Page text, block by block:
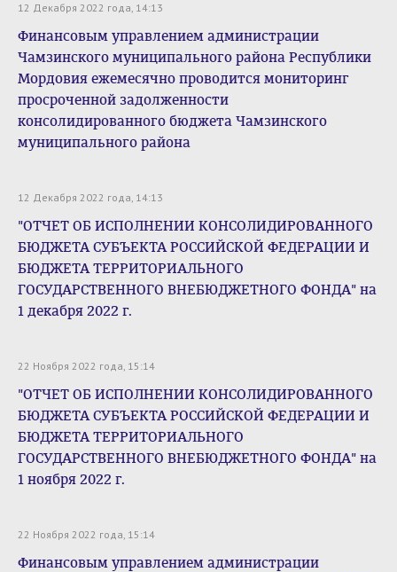
12 Декабря 2022 года, 14:13
Финансовым управлением администрации
Чамзинского муниципального района Республики
Мордовия ежемесячно проводится мониторинг
просроченной задолженности
консолидированного бюджета Чамзинского
муниципального района
12 Декабря 2022 года, 14:13
"ОТЧЕТ ОБ ИСПОЛНЕНИИ КОНСОЛИДИРОВАННОГО
БЮДЖЕТА СУБЪЕКТА РОССИЙСКОЙ ФЕДЕРАЦИИ И
БЮДЖЕТА ТЕРРИТОРИАЛЬНОГО
ГОСУДАРСТВЕННОГО ВНЕБЮДЖЕТНОГО ФОНДА" на
1 декабря 2022 г.
22 Ноября 2022 года, 15:14
"ОТЧЕТ ОБ ИСПОЛНЕНИИ КОНСОЛИДИРОВАННОГО
БЮДЖЕТА СУБЪЕКТА РОССИЙСКОЙ ФЕДЕРАЦИИ И
БЮДЖЕТА ТЕРРИТОРИАЛЬНОГО
ГОСУДАРСТВЕННОГО ВНЕБЮДЖЕТНОГО ФОНДА" на
1 ноября 2022 г.
22 Ноября 2022 года, 15:14
Финансовым управлением администрации